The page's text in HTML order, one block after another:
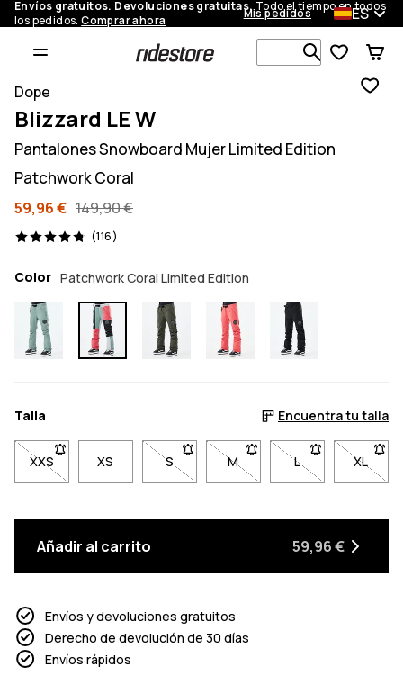
Envíos gratuitos. Devoluciones gratuitas.Todo el tiempo en todos
los pedidos.Comprar ahora Mis pedidos ES
Busca en
Dope
Blizzard LE W
Pantalones Snowboard Mujer Limited Edition
Patchwork Coral
59,96 € 149,90 €
(116)
116 opiniones, 4.8/5
Color Patchwork Coral Limited Edition
Talla Encuentra tu talla
XXS- Talla XXS no disponible. Haz clic para ser notificado
XS S- Talla S no disponible. Haz clic para
M- Talla M no disponible.
L- Talla L no
XL- Talla
Añadir al carrito 59,96 €
Envíos y devoluciones gratuitos
Derecho de devolución de 30 días
Envíos rápidos